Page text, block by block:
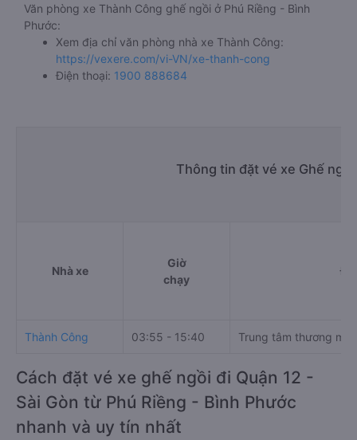
Văn phòng xe Thành Công ghế ngồi ở Phú Riềng - Bình
Phước:
Xem địa chỉ văn phòng nhà xe Thành Công:
https://vexere.com/vi-VN/xe-thanh-cong
Điện thoại: 1900 888684
Thông tin đặt vé xe Ghế
Nhà xe
Giờ
chạy
Thành Công 03:55 - 15:40 Trung tâm thương mại
Cách đặt vé xe ghế ngồi đi Quận 12 -
Sài Gòn từ Phú Riềng - Bình Phước
nhanh và uy tín nhất